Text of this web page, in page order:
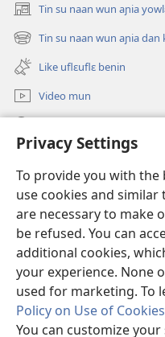
Privacy Settings
To provide you with the
use cookies and similar
are necessary to make
be refused. You can
additional cookies,
your experience. None
used for marketing. To
Policy on Use of
You can customize
Tin su naan wun aɲia
(opens
new
window)
Tin su naan wun aɲia dan
(opens
new
window)
Like uflɛuflɛ benin
Video mun
(opens
window)ƐNTƐNƐTI SU FLUWA
(opens
new
window)JW Hub ®
(opens
new
window)
Copyright© 2026 Watch Tower